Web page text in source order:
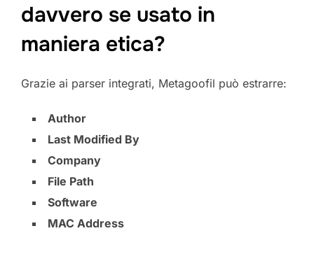
davvero se usato in
maniera etica?
Grazie ai parser integrati, Metagoofil può estrarre:
Author
Last Modified By
Company
File Path
Software
MAC Address